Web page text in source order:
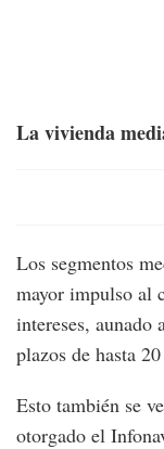
La vivienda
Los segmentos
mayor impulso al
intereses, aunado
plazos de hasta
Esto también se
otorgado el